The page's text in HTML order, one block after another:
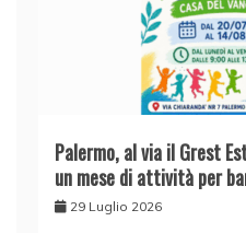
Palermo, al via il Grest
un mese di attività per
29 Luglio 2026